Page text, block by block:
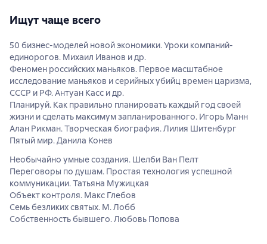
Ищут чаще всего
50 бизнес-моделей новой экономики. Уроки компаний-
единорогов. Михаил Иванов и др.
Феномен российских маньяков. Первое масштабное
исследование маньяков и серийных убийц времен царизма,
СССР и РФ. Антуан Касс и др.
Планируй. Как правильно планировать каждый год своей
жизни и сделать максимум запланированного. Игорь Манн
Алан Рикман. Творческая биография. Лилия Шитенбург
Пятый мир. Данила Конев
Необычайно умные создания. Шелби Ван Пелт
Переговоры по душам. Простая технология успешной
коммуникации. Татьяна Мужицкая
Объект контроля. Макс Глебов
Семь безликих святых. М. Лобб
Собственность бывшего. Любовь Попова